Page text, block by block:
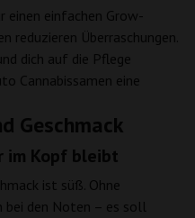
einfachen Grow-
reduzieren Überraschungen.
dich auf die Pflege
Cannabissamen eine
Geschmack
im Kopf bleibt
ist süß. Ohne
bei den Noten – es soll